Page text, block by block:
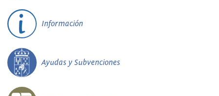
Información
Ayudas y Subvenciones